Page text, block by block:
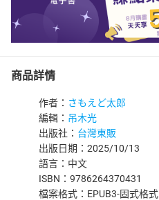
商品詳情
作者： さもえど太郎
編輯： 吊木光
出版社： 台灣東販
出版日期：2025/10/13
語言：中文
ISBN：9786264370431
檔案格式：EPUB3-固式格式